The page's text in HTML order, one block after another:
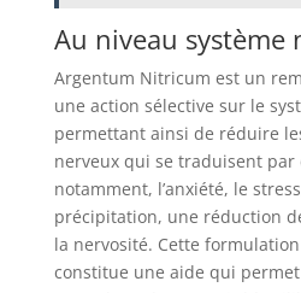
Au niveau système
Argentum Nitricum est un
une action sélective sur le
permettant ainsi de réduire
nerveux qui se traduisent par
notamment, l’anxiété, le
précipitation, une réduction
la nervosité. Cette
constitue une aide qui